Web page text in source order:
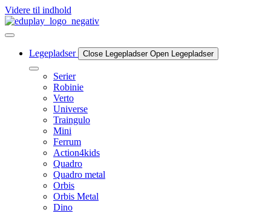
Videre til indhold
Legepladser Close Legepladser Open Legepladser
Serier
Robinie
Verto
Universe
Traingulo
Mini
Ferrum
Action4kids
Quadro
Quadro metal
Orbis
Orbis Metal
Dino